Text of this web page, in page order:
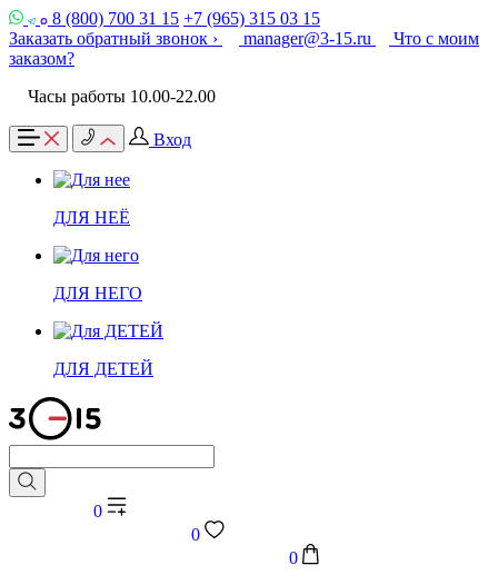
8 (800) 700 31 15 +7 (965) 315 03 15
Заказать обратный звонок ›
manager@3-15.ru
Что с моим
заказом?
Часы работы 10.00-22.00
Вход
ДЛЯ НЕЁ
ДЛЯ НЕГО
ДЛЯ ДЕТЕЙ
0
0
0